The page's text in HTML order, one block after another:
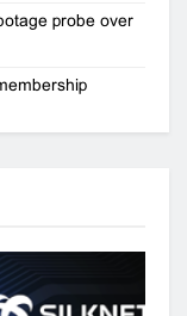
probe over